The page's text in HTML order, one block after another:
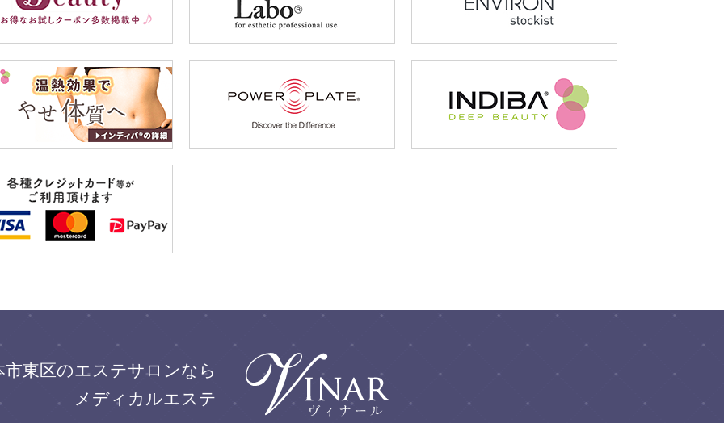
市東区のエステサロンなら
メディカルエステ